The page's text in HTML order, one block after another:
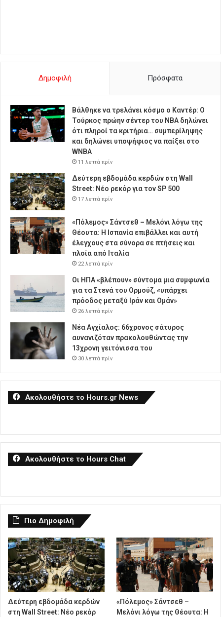
Δημοφιλή Πρόσφατα
Βάλθηκε να τρελάνει κόσμο ο Καντέρ: Ο
Τούρκος πρώην σέντερ του NBA δηλώνει
ότι πληροί τα κριτήρια… συμπερίληψης
και δηλώνει υποψήφιος να παίξει στο
WNBA
11 λεπτά πρίν
Δεύτερη εβδομάδα κερδών στη Wall
Street: Νέο ρεκόρ για τον SP 500
17 λεπτά πρίν
«Πόλεμος» Σάντσεθ – Μελόνι λόγω της
Θέουτα: Η Ισπανία επιβάλλει και αυτή
έλεγχους στα σύνορα σε πτήσεις και
πλοία από Ιταλία
22 λεπτά πρίν
Οι ΗΠΑ «βλέπουν» σύντομα μια συμφωνία
για τα Στενά του Ορμούζ, «υπάρχει
πρόοδος μεταξύ Ιράν και Ομάν»
26 λεπτά πρίν
Νέα Αγχίαλος: 66χρονος σάτυρος
αυνανιζόταν πρακολουθώντας την
13χρονη γειτόνισσα του
30 λεπτά πρίν
Ακολουθήστε το Hours.gr News
Ακολουθήστε το Hours Chat
Πιο Δημοφιλή
Δεύτερη εβδομάδα κερδών
στη Wall Street: Νέο ρεκόρ
«Πόλεμος» Σάντσεθ –
Μελόνι λόγω της Θέουτα: Η